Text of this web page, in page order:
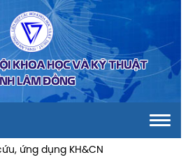
KHOA HỌC VÀ KỸ THUẬT
LÂM ĐỒNG
ứng dụng KH&CN